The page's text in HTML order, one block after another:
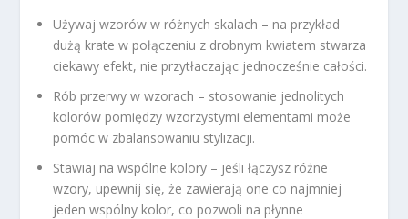
Używaj wzorów w różnych skalach – na przykład
dużą krate w połączeniu z drobnym kwiatem stwarza
ciekawy efekt, nie przytłaczając jednocześnie całości.
Rób przerwy w wzorach – stosowanie jednolitych
kolorów pomiędzy wzorzystymi elementami może
pomóc w zbalansowaniu stylizacji.
Stawiaj na wspólne kolory – jeśli łączysz różne
wzory, upewnij się, że zawierają one co najmniej
jeden wspólny kolor, co pozwoli na płynne